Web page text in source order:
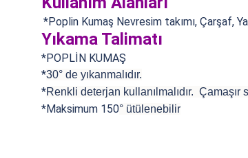
*Poplin Kumaş Nevresim takımı, Çarşaf,
Yıkama Talimatı
*POPLİN KUMAŞ
*30° de yıkanmalıdır.
*Renkli deterjan kullanılmalıdır. Çamaşır
*Maksimum 150° ütülenebilir